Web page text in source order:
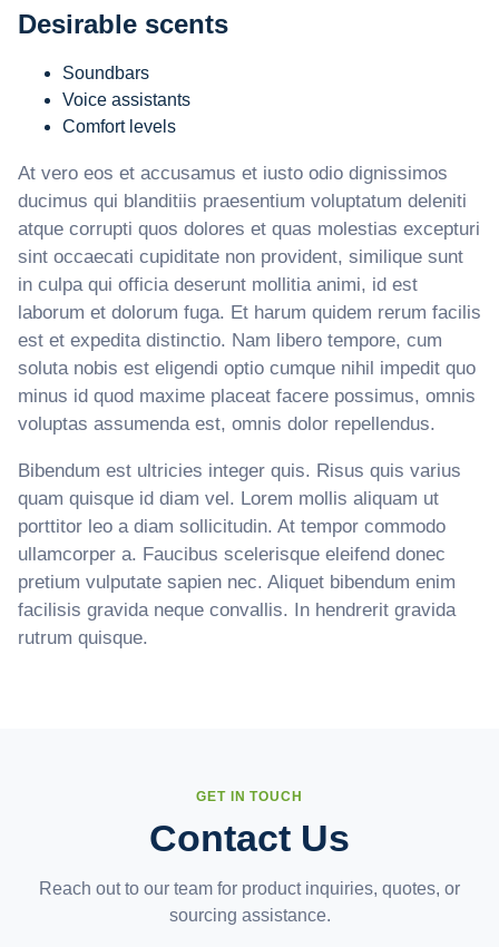
Desirable scents
Soundbars
Voice assistants
Comfort levels
At vero eos et accusamus et iusto odio dignissimos
ducimus qui blanditiis praesentium voluptatum deleniti
atque corrupti quos dolores et quas molestias excepturi
sint occaecati cupiditate non provident, similique sunt
in culpa qui officia deserunt mollitia animi, id est
laborum et dolorum fuga. Et harum quidem rerum facilis
est et expedita distinctio. Nam libero tempore, cum
soluta nobis est eligendi optio cumque nihil impedit quo
minus id quod maxime placeat facere possimus, omnis
voluptas assumenda est, omnis dolor repellendus.
Bibendum est ultricies integer quis. Risus quis varius
quam quisque id diam vel. Lorem mollis aliquam ut
porttitor leo a diam sollicitudin. At tempor commodo
ullamcorper a. Faucibus scelerisque eleifend donec
pretium vulputate sapien nec. Aliquet bibendum enim
facilisis gravida neque convallis. In hendrerit gravida
rutrum quisque.
GET IN TOUCH
Contact Us
Reach out to our team for product inquiries, quotes, or
sourcing assistance.